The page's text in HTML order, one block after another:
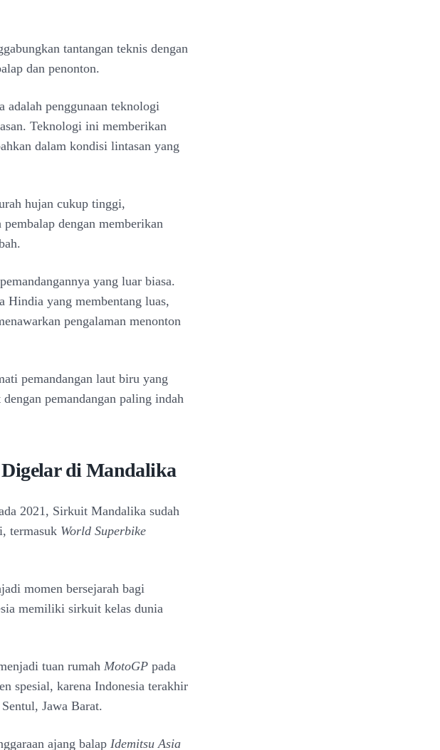
tantangan teknis dengan
dan penonton.
adalah penggunaan teknologi
Teknologi ini memberikan
dalam kondisi lintasan yang
hujan cukup tinggi,
dengan memberikan
yang luar biasa.
Hindia yang membentang luas,
pengalaman menonton
pemandangan laut biru yang
pemandangan paling indah
di Mandalika
2021, Sirkuit Mandalika sudah
termasuk World Superbike
momen bersejarah bagi
memiliki sirkuit kelas dunia
tuan rumah MotoGP pada
spesial, karena Indonesia terakhir
Jawa Barat.
ajang balap Idemitsu Asia